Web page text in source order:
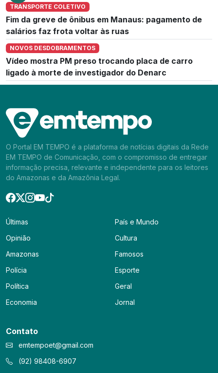
TRANSPORTE COLETIVO
Fim da greve de ônibus em Manaus: pagamento de
salários faz frota voltar às ruas
NOVOS DESDOBRAMENTOS
Vídeo mostra PM preso trocando placa de carro
ligado à morte de investigador do Denarc
O Portal EM TEMPO é a plataforma de notícias digitais da Rede
EM TEMPO de Comunicação, com o compromisso de entregar
informação precisa, relevante e independente para os leitores
do Amazonas e da Amazônia Legal.
Últimas
Opinião
Amazonas
Polícia
Política
Economia
País e Mundo
Cultura
Famosos
Esporte
Geral
Jornal
Contato
emtempoet@gmail.com
(92) 98408-6907